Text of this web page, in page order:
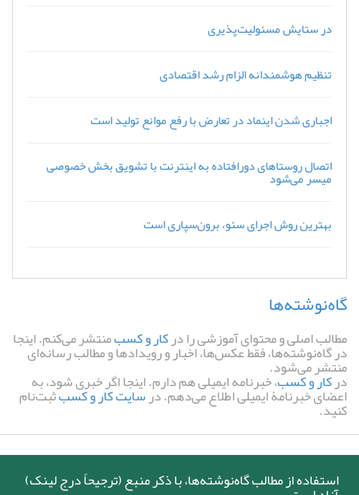
در ستایش مسئولیت‌پذیری
تنظیم هوشمندانه الزام رشد اقتصادی
اجباری شدن اینماد در تعارض با رفع موانع تولید است
اتصال روستاهای دورافتاده به اینترنت با تشویق بخش خصوصی
میسر می‌شود
بهترین روش اجرای سئو، برون‌سپاری است
گاه‌نوشته‌ها
مطالب اصلی و محتوای آموزشی را درکار و کسبمنتشر می‌کنم. اینجا
در گاه‌نوشته‌ها، فقط عکس‌ها، اخبار و رویدادها و مطالب رسانه‌ای
منتشر می‌شود.
درکار و کسب، خبرنامه ایمیلی هم دارم. اینجا اگر خبری شود، به
اعضای خبرنامۀ ایمیلی اطلاع می‌دهم. درسایت کار و کسبثبت‌نام
کنید.
استفاده از مطالب گاه‌نوشته‌ها، با ذکر منبع (ترجیحاً درج لینک)